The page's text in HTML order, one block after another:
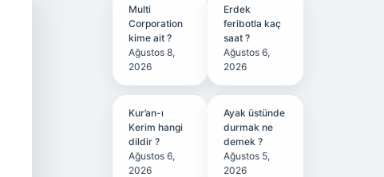
Multi
Corporation
kime ait ?
Ağustos 8,
2026
Erdek
feribotla kaç
saat ?
Ağustos 6,
2026
Kur’an-ı
Kerim hangi
dildir ?
Ağustos 6,
2026
Ayak üstünde
durmak ne
demek ?
Ağustos 5,
2026